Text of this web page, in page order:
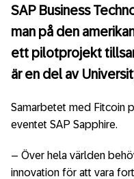
SAP Business
man på den
ett pilotprojekt
är en del av
Samarbetet med Fitcoin
eventet SAP Sapphire.
– Över hela världen
innovation för att vara